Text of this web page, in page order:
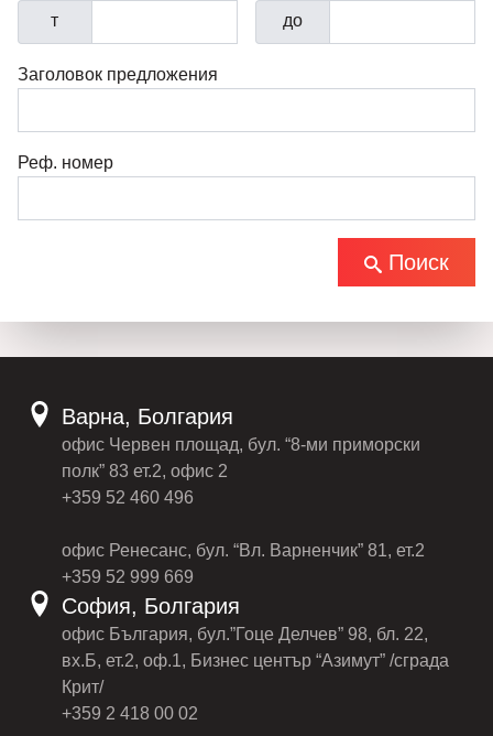
т
до
Заголовок предложения
Реф. номер
Поиск
Варна, Болгария
офис Червен площад, бул. “8-ми приморски
полк” 83 ет.2, офис 2
+359 52 460 496
офис Ренесанс, бул. “Вл. Варненчик” 81, ет.2
+359 52 999 669
София, Болгария
офис България, бул.”Гоце Делчев” 98, бл. 22,
вх.Б, ет.2, оф.1, Бизнес център “Азимут” /сграда
Крит/
+359 2 418 00 02